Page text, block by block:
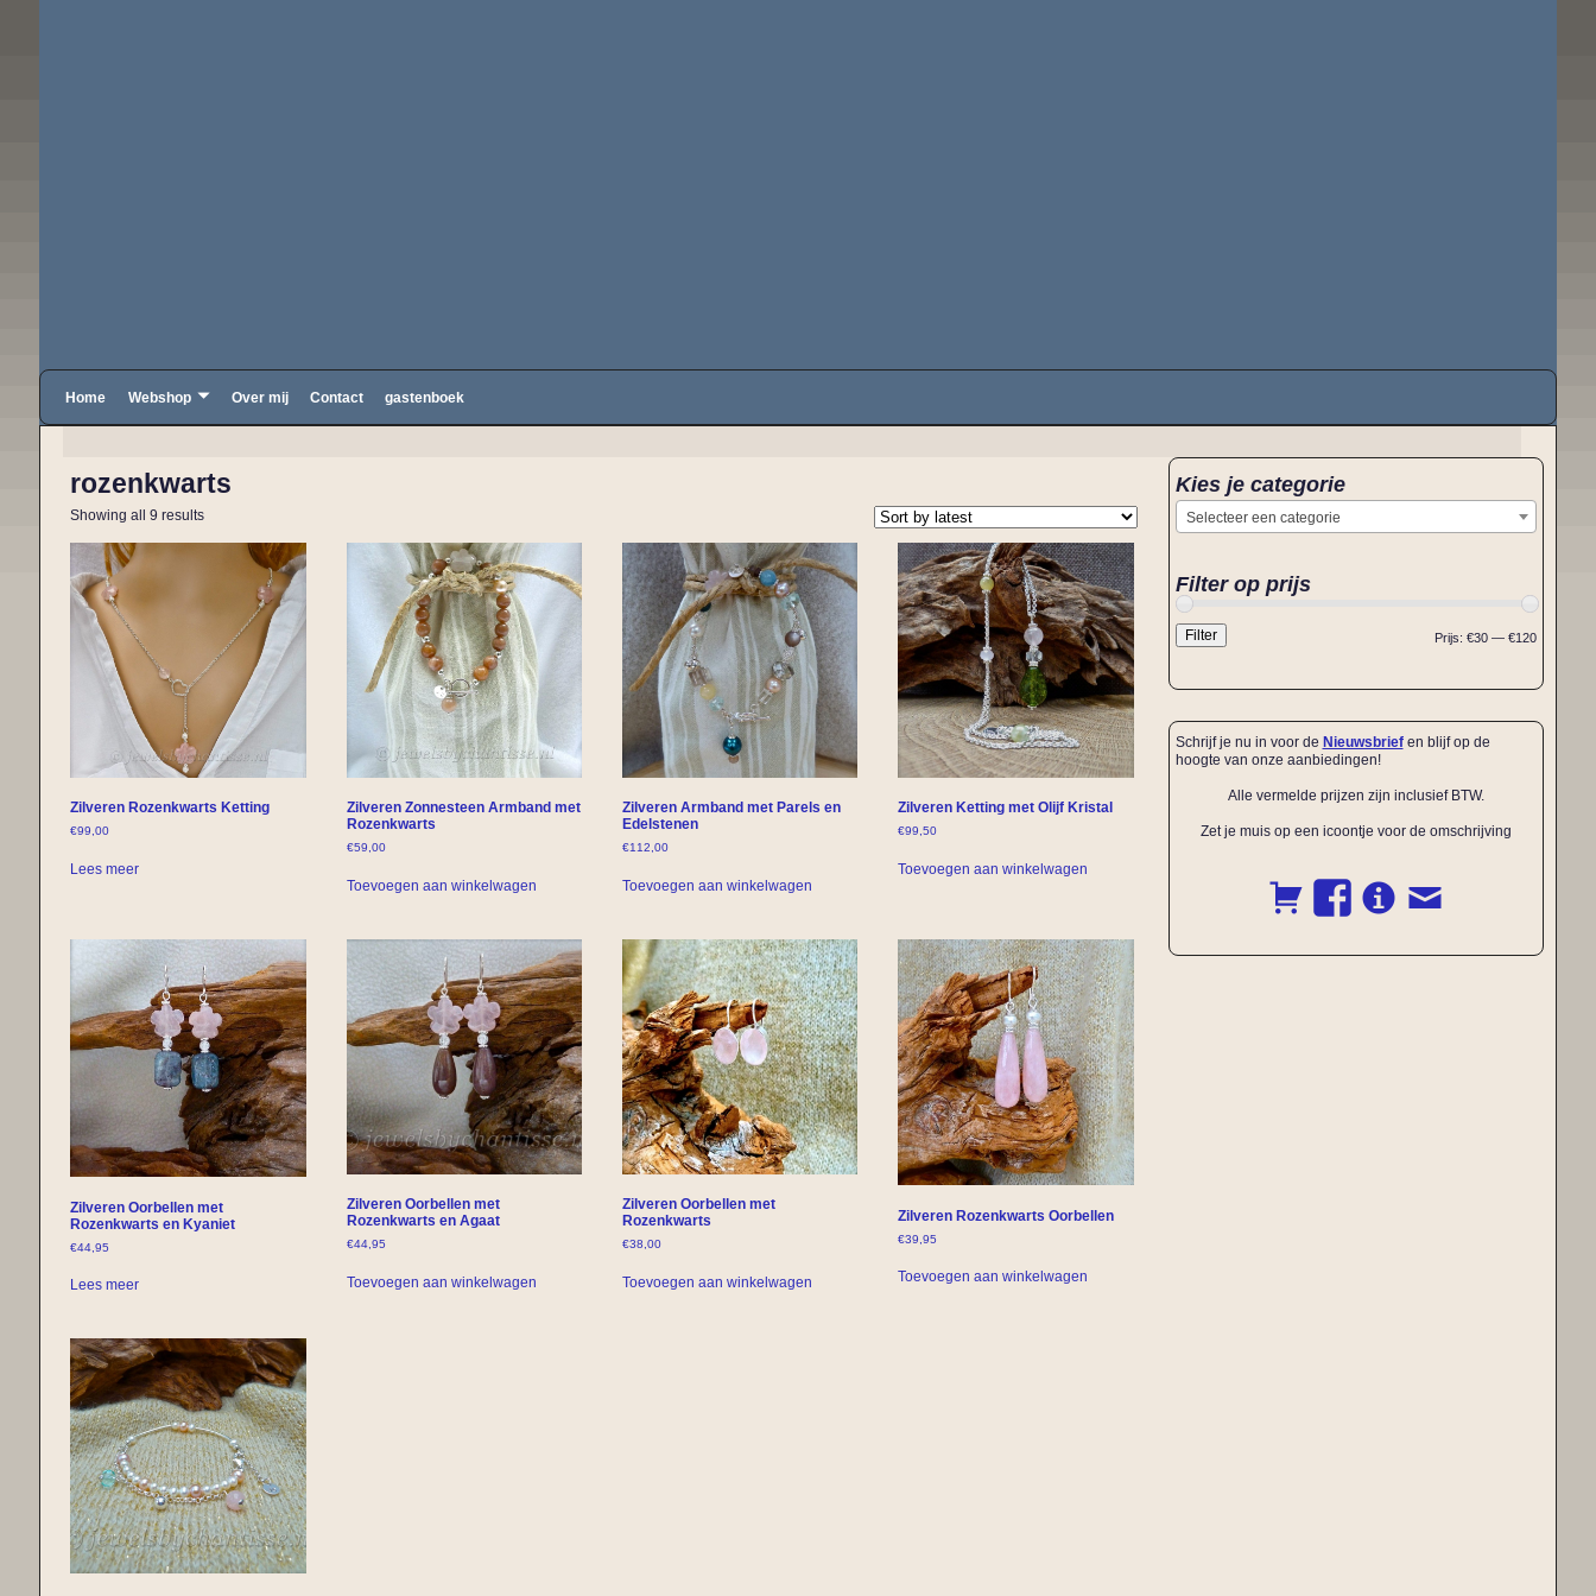
Home Webshop Over mij Contact gastenboek
rozenkwarts
Showing all 9 results
Zilveren Rozenkwarts Ketting
€99,00
Lees meer
Zilveren Zonnesteen Armband met
Rozenkwarts
€59,00
Toevoegen aan winkelwagen
Zilveren Armband met Parels en
Edelstenen
€112,00
Toevoegen aan winkelwagen
Zilveren Ketting met Olijf Kristal
€99,50
Toevoegen aan winkelwagen
Zilveren Oorbellen met
Rozenkwarts en Kyaniet
€44,95
Lees meer
Zilveren Oorbellen met
Rozenkwarts en Agaat
€44,95
Toevoegen aan winkelwagen
Zilveren Oorbellen met
Rozenkwarts
€38,00
Toevoegen aan winkelwagen
Zilveren Rozenkwarts Oorbellen
€39,95
Toevoegen aan winkelwagen
Kies je categorie
Selecteer een categorie
Filter op prijs
Filter Prijs: €30 — €120
Schrijf je nu in voor de Nieuwsbriefen blijf op de
hoogte van onze aanbiedingen!
Alle vermelde prijzen zijn inclusief BTW.
Zet je muis op een icoontje voor de omschrijving